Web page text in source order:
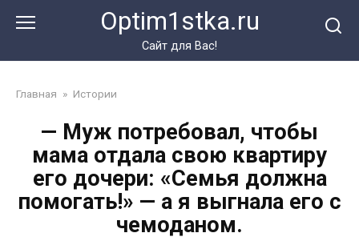
Optim1stka.ru
Сайт для Вас!
Главная » Истории
— Муж потребовал, чтобы
мама отдала свою квартиру
его дочери: «Семья должна
помогать!» — а я выгнала его с
чемоданом.